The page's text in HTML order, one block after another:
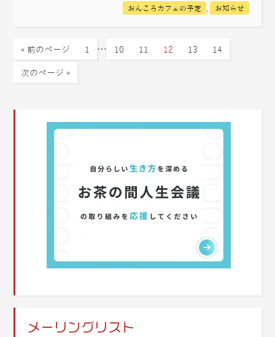
おんころカフェの予定 お知らせ
« 前のページ 1 … 10 11 12 13 14
次のページ »
メーリングリスト